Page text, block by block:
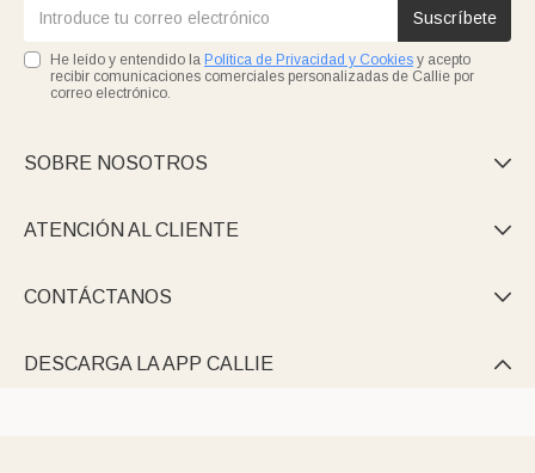
Suscríbete
He leído y entendido la Política de Privacidad y Cookies y acepto
recibir comunicaciones comerciales personalizadas de Callie por
correo electrónico.
SOBRE NOSOTROS 
ATENCIÓN AL CLIENTE 
CONTÁCTANOS 
DESCARGA LA APP CALLIE 